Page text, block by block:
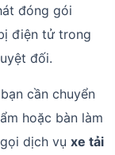
đóng gói
điện tử trong
đối.
cần chuyển
hoặc bàn làm
gọi dịch vụxe tải